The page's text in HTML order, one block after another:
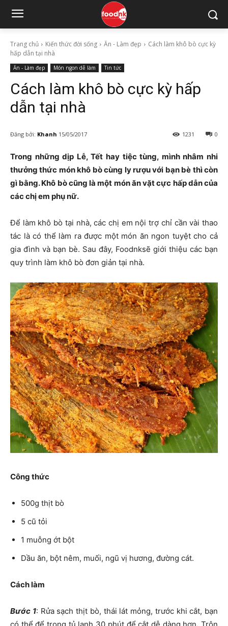
Trang chủ Kiến thức đời sống Ăn - Làm đẹp
Cách làm khô bò cực kỳ
hấp dẫn tại nhà
Ăn - Làm đẹp Món ngon dễ làm Tin tức
Cách làm khô bò cực kỳ hấp
dẫn tại nhà
Đăng bởi: Khanh 15/05/2017 0
1231
Trong những dịp Lễ, Tết hay tiệc tùng, mình nhâm nhi
thưởng thức món khô bò cùng ly rượu với bạn bè thì còn
gì bằng. Khô bò cũng là một món ăn vặt cực hấp dẫn của
các chị em phụ nữ.
Để làm khô bò tại nhà, các chị em nội trợ chỉ cần vài thao
tác là có thể làm ra được một món ăn ngon tuyệt cho cả
gia đình và bạn bè. Sau đây, Foodnksẽ giới thiệu các bạn
quy trình làm khô bò đơn giản tại nhà.
Công thức
500g thịt bò
5 cũ tỏi
1 muỗng ớt bột
Dầu ăn, bột nêm, muối, ngũ vị hương, đường cát.
Cách làm
Bước 1: Rửa sạch thịt bò, thái lát mỏng, trước khi cắt, bạn